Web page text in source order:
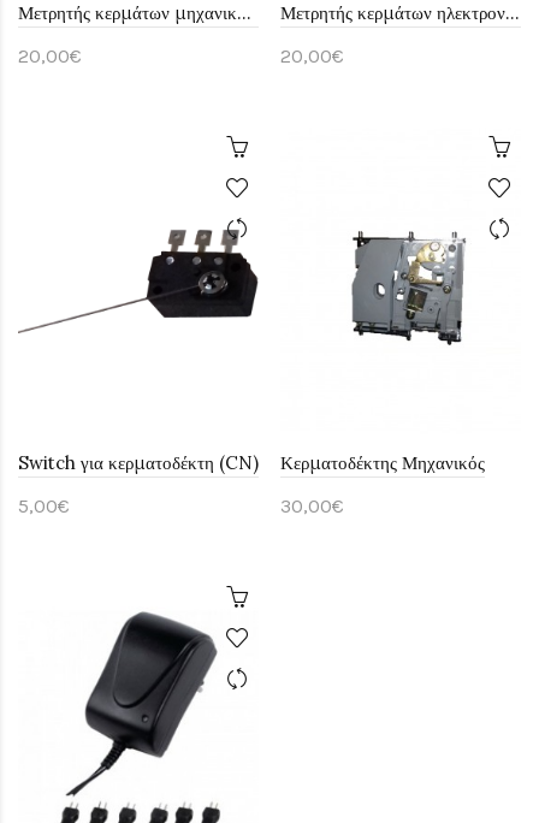
Μετρητής κερμάτων μηχανικός 12 Volt
20,00€
Μετρητής κερμάτων ηλεκτρονικός 12 Volt
20,00€
Switch για κερματοδέκτη (CN)
5,00€
Κερματοδέκτης Μηχανικός
30,00€